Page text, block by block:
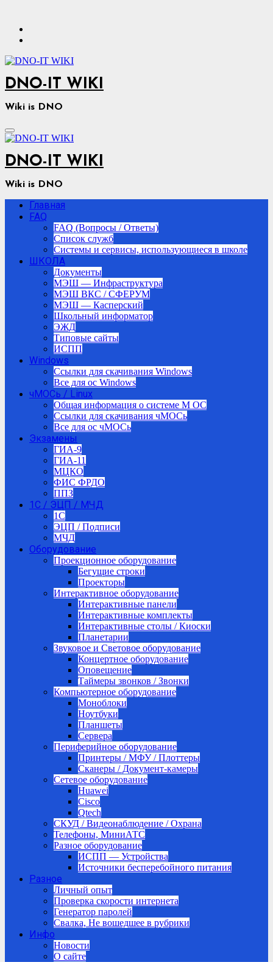
содержимому
DNO-IT WIKI
Wiki is DNO
DNO-IT WIKI
Wiki is DNO
Главная
FAQ
FAQ (Вопросы / Ответы)
Список служб
Системы и сервисы, использующиеся в школе
ШКОЛА
Документы
МЭШ — Инфраструктура
МЭШ ВКС / СФЕРУМ
МЭШ — Касперский
Школьный информатор
ЭЖД
Типовые сайты
ИСПП
Windows
Ссылки для скачивания Windows
Все для ос Windows
чМОСь / Linux
Общая информация о системе М ОС
Ссылки для скачивания чМОСь
Все для ос чМОСь
Экзамены
ГИА-9
ГИА-11
МЦКО
ФИС ФРДО
ППЗ
1С / ЭЦП / МЧД
1C
ЭЦП / Подписи
МЧД
Оборудование
Проекционное оборудование
Бегущие строки
Проекторы
Интерактивное оборудование
Интерактивные панели
Интерактивные комплекты
Интерактивные столы / Киоски
Планетарии
Звуковое и Световое оборудование
Концертное оборудование
Оповещение
Таймеры звонков / Звонки
Компьютерное оборудование
Моноблоки
Ноутбуки
Планшеты
Сервера
Периферийное оборудование
Принтеры / МФУ / Плоттеры
Сканеры / Документ-камеры
Сетевое оборудование
Huawei
Cisco
Qtech
СКУД / Видеонаблюдение / Охрана
Телефоны, МиниАТС
Разное оборудование
ИСПП — Устройства
Источники бесперебойного питания
Разное
Личный опыт
Проверка скорости интернета
Генератор паролей
Свалка, Не вошедшее в рубрики
Инфо
Новости
О сайте